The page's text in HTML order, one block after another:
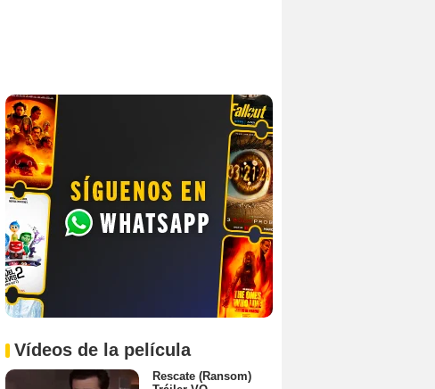
Vídeos de la película
Rescate (Ransom)